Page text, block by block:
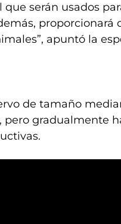
serán usados
proporcionará
apuntó la
de tamaño
pero gradualmente